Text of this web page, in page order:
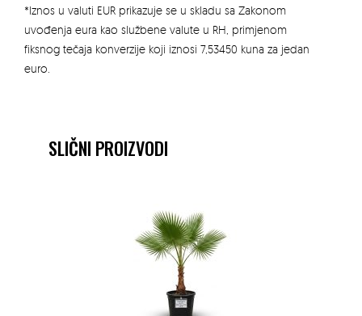
*Iznos u valuti EUR prikazuje se u skladu sa Zakonom
uvođenja eura kao službene valute u RH, primjenom
fiksnog tečaja konverzije koji iznosi 7,53450 kuna za jedan
euro.
SLIČNI PROIZVODI